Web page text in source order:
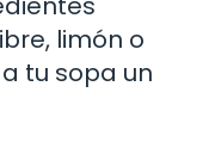
limón o
tu sopa un